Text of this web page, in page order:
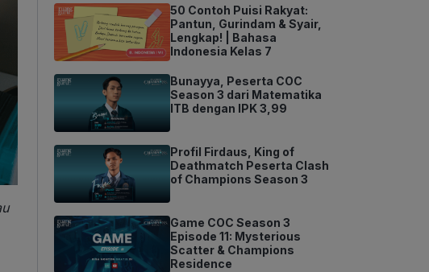
50 Contoh Puisi Rakyat:
Pantun, Gurindam & Syair,
Lengkap! | Bahasa
Indonesia Kelas 7
Bunayya, Peserta COC
Season 3 dari Matematika
ITB dengan IPK 3,99
Profil Firdaus, King of
Deathmatch Peserta Clash
of Champions Season 3
Game COC Season 3
Episode 11: Mysterious
Scatter & Champions
Residence